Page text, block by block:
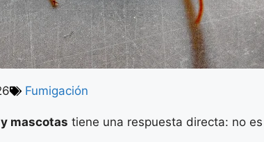
Fumigación
mascotas tiene una respuesta directa: no